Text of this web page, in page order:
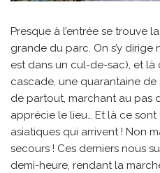
Presque à l’entrée se trouve
grande du parc. On s’y
est dans un cul-de-sac), et là
cascade, une quarantaine
de partout, marchant au pas
apprécie le lieu… Et là ce
asiatiques qui arrivent ! Non
secours ! Ces derniers nous
demi-heure, rendant la